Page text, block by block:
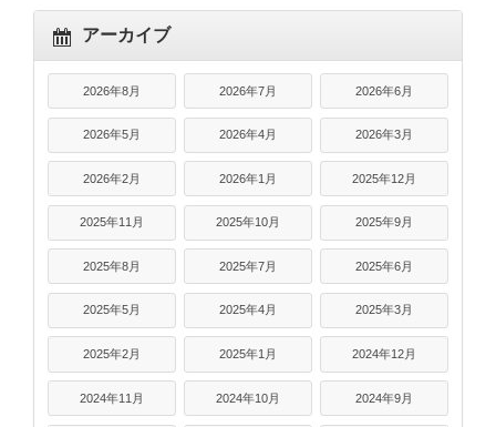
アーカイブ
2026年8月 2026年7月 2026年6月
2026年5月 2026年4月 2026年3月
2026年2月 2026年1月 2025年12月
2025年11月 2025年10月 2025年9月
2025年8月 2025年7月 2025年6月
2025年5月 2025年4月 2025年3月
2025年2月 2025年1月 2024年12月
2024年11月 2024年10月 2024年9月